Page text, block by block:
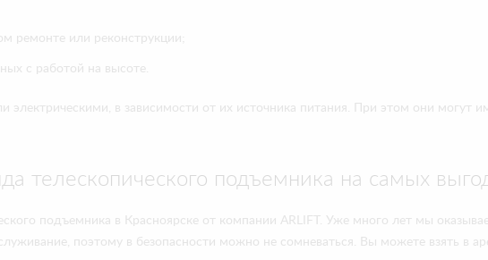
ремонте или реконструкции;
с работой на высоте.
в зависимости от их источника питания. При этом они могут
телескопического подъемника на самых
подъемника в Красноярске от компании ARLIFT. Уже много лет мы
поэтому в безопасности можно не сомневаться. Вы можете взять в